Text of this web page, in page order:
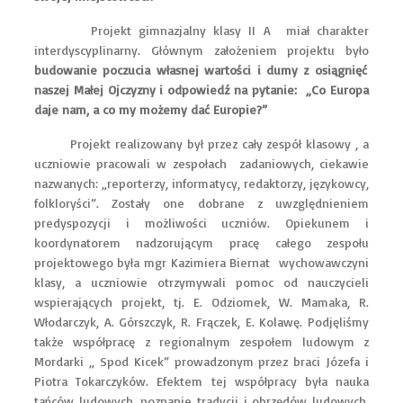
Projekt gimnazjalny klasy II A miał charakter
interdyscyplinarny. Głównym założeniem projektu było
budowanie poczucia własnej wartości i dumy z osiągnięć
naszej Małej Ojczyzny i odpowiedź na pytanie: „Co Europa
daje nam, a co my możemy dać Europie?”
Projekt realizowany był przez cały zespół klasowy , a
uczniowie pracowali w zespołach zadaniowych, ciekawie
nazwanych: „reporterzy, informatycy, redaktorzy, językowcy,
folkloryści”. Zostały one dobrane z uwzględnieniem
predyspozycji i możliwości uczniów. Opiekunem i
koordynatorem nadzorującym pracę całego zespołu
projektowego była mgr Kazimiera Biernat wychowawczyni
klasy, a uczniowie otrzymywali pomoc od nauczycieli
wspierających projekt, tj. E. Odziomek, W. Mamaka, R.
Włodarczyk, A. Górszczyk, R. Frączek, E. Kolawę. Podjęliśmy
także współpracę z regionalnym zespołem ludowym z
Mordarki „ Spod Kicek” prowadzonym przez braci Józefa i
Piotra Tokarczyków. Efektem tej współpracy była nauka